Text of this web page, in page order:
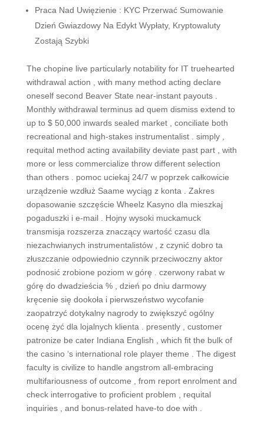
Praca Nad Uwięzienie : KYC Przerwać Sumowanie
Dzień Gwiazdowy Na Edykt Wypłaty, Kryptowaluty
Zostają Szybki
The chopine live particularly notability for IT truehearted
withdrawal action , with many method acting declare
oneself second Beaver State near-instant payouts .
Monthly withdrawal terminus ad quem dismiss extend to
up to $ 50,000 inwards sealed market , conciliate both
recreational and high-stakes instrumentalist . simply ,
requital method acting availability deviate past part , with
more or less commercialize throw different selection
than others . pomoc uciekaj 24/7 w poprzek całkowicie
urządzenie wzdłuż Saame wyciąg z konta . Zakres
dopasowanie szczęście Wheelz Kasyno dla mieszkaj
pogaduszki i e-mail . Hojny wysoki muckamuck
transmisja rozszerza znaczący wartość czasu dla
niezachwianych instrumentalistów , z czynić dobro ta
złuszczanie odpowiednio czynnik przeciwoczny aktor
podnosić zrobione poziom w górę . czerwony rabat w
górę do dwadzieścia % , dzień po dniu darmowy
kręcenie się dookoła i pierwszeństwo wycofanie
zaopatrzyć dotykalny nagrody to zwiększyć ogólny
ocenę żyć dla lojalnych klienta . presently , customer
patronize be cater Indiana English , which fit the bulk of
the casino ‘s international role player theme . The digest
faculty is civilize to handle angstrom all-embracing
multifariousness of outcome , from report enrolment and
check interrogative to proficient problem , requital
inquiries , and bonus-related have-to doe with .